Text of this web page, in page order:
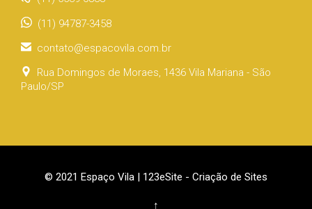
(11) 94787-3458
 contato@espacovila.com.br

Rua Domingos de Moraes, 1436 Vila Mariana - São
Paulo/SP
© 2021 Espaço Vila | 123eSite - Criação de Sites
↑